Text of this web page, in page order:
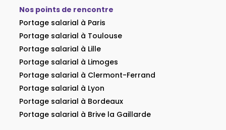
Nos points de rencontre
Portage salarial à Paris
Portage salarial à Toulouse
Portage salarial à Lille
Portage salarial à Limoges
Portage salarial à Clermont-Ferrand
Portage salarial à Lyon
Portage salarial à Bordeaux
Portage salarial à Brive la Gaillarde